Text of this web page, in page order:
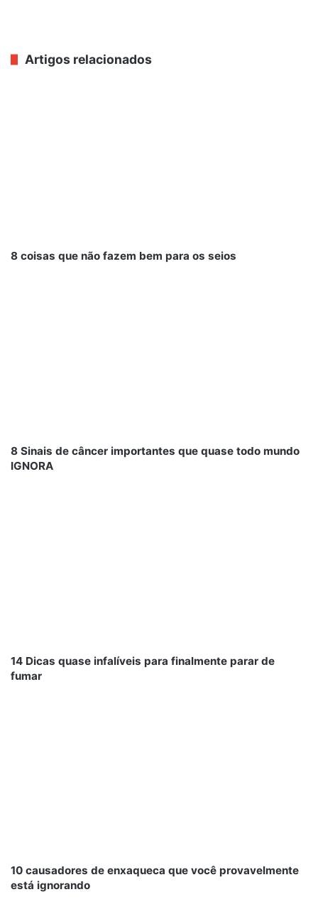
Artigos relacionados
8 coisas que não fazem bem para os seios
8 Sinais de câncer importantes que quase todo mundo
IGNORA
14 Dicas quase infalíveis para finalmente parar de
fumar
10 causadores de enxaqueca que você provavelmente
está ignorando